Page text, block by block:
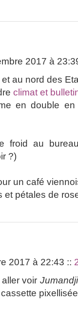
2017 à
au nord des
climat et
en double
froid au
?)
un café
et pétales de
2017 à 22:43 ::
voir